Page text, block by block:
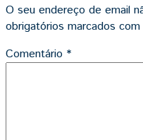
O seu endereço de email
obrigatórios marcados com
Comentário *